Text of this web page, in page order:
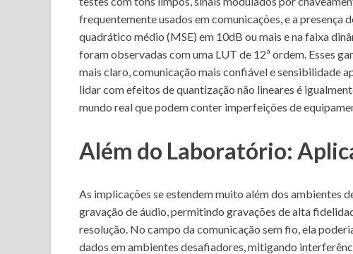
frequentemente usados em comunicações, e a
quadrático médio (MSE) em 10dB ou mais e na faixa
foram observadas com uma LUT de 12ª ordem. Esses
mais claro, comunicação mais confiável e sensibilidade
lidar com efeitos de quantização não lineares é
mundo real que podem conter imperfeições de
Além do Laboratório:
As implicações se estendem muito além dos ambientes
gravação de áudio, permitindo gravações de alta
resolução. No campo da comunicação sem fio, ela
dados em ambientes desafiadores, mitigando